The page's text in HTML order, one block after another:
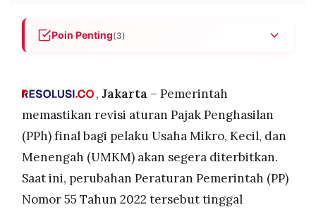
Poin Penting(3)
berlaku.
Pemerintah berencana menghapus batas waktu
UMKM.
Kebijakan ini ditujukan untuk memberi kepastian
usaha sekaligus mencegah praktik penghindaran
pajak.
, Jakarta – Pemerintah
memastikan revisi aturan Pajak Penghasilan
(PPh) final bagi pelaku Usaha Mikro, Kecil, dan
Menengah (UMKM) akan segera diterbitkan.
Saat ini, perubahan Peraturan Pemerintah (PP)
Nomor 55 Tahun 2022 tersebut tinggal